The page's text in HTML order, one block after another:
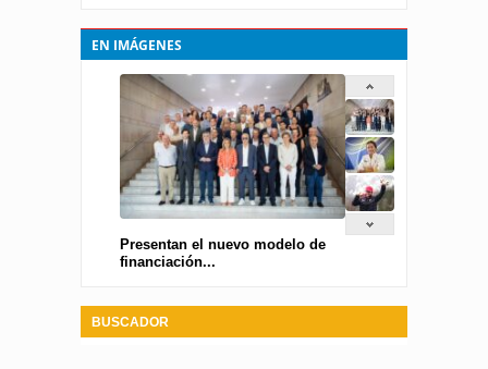
EN IMÁGENES
Presentan el nuevo modelo de
financiación...
BUSCADOR